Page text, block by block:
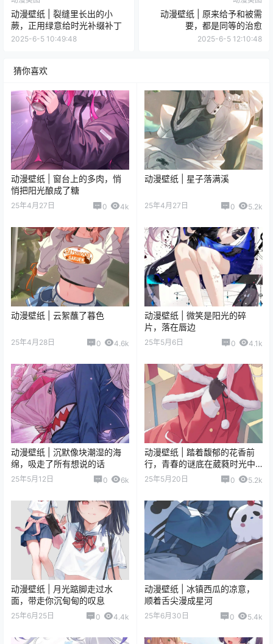
动漫壁纸 | 裂缝里长出的小
蕨，正用绿意给时光补缀补丁
2025-6-5 10:49:48
动漫壁纸 | 原来给予和被需
要，都是同等的治愈
2025-6-5 12:10:48
猜你喜欢
动漫壁纸 | 窗台上的多肉，悄
悄把阳光酿成了糖
25年4月27日 0 4k
动漫壁纸 | 星子落满溪
25年4月27日 0 5.2k
动漫壁纸 | 云絮蘸了暮色
25年4月28日 0 4.6k
动漫壁纸 | 微笑是阳光的碎
片，落在唇边
25年5月6日 0 4.1k
动漫壁纸 | 沉默像块潮湿的海
绵，吸走了所有想说的话
25年5月12日 0 6k
动漫壁纸 | 踏着馥郁的花香前
行，青春的谜底在葳蕤时光中
渐次舒展
25年5月20日 0 5.2k
动漫壁纸 | 月光踮脚走过水
面，带走你沉甸甸的叹息
25年6月25日 0 4.4k
动漫壁纸 | 冰镇西瓜的凉意，
顺着舌尖漫成星河
25年6月30日 0 5.4k